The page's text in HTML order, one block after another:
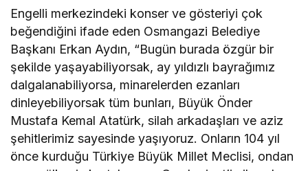
Engelli merkezindeki konser ve gösteriyi çok
beğendiğini ifade eden Osmangazi Belediye
Başkanı Erkan Aydın, “Bugün burada özgür bir
şekilde yaşayabiliyorsak, ay yıldızlı bayrağımız
dalgalanabiliyorsa, minarelerden ezanları
dinleyebiliyorsak tüm bunları, Büyük Önder
Mustafa Kemal Atatürk, silah arkadaşları ve aziz
şehitlerimiz sayesinde yaşıyoruz. Onların 104 yıl
önce kurduğu Türkiye Büyük Millet Meclisi, ondan